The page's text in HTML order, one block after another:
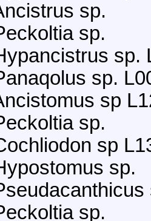
sp.
sp.
sp.
sp.
sp
sp.
sp
sp.
sp.